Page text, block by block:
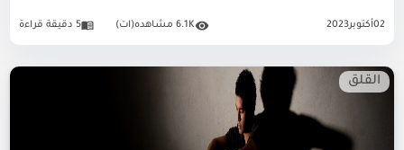
02أكتوبر2023 6.1K مشاهده(ات) 5 دقيقة قراءة
القلق